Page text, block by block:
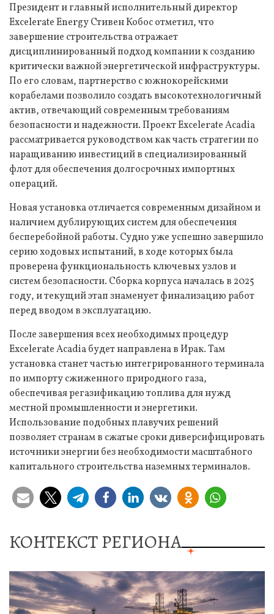
Президент и главный исполнительный директор
Excelerate Energy Стивен Кобос отметил, что
завершение строительства отражает
дисциплинированный подход компании к созданию
критически важной энергетической инфраструктуры.
По его словам, партнерство с южнокорейскими
корабелами позволило создать высокотехнологичный
актив, отвечающий современным требованиям
безопасности и надежности. Проект Excelerate Acadia
рассматривается руководством как часть стратегии по
наращиванию инвестиций в специализированный
флот для обеспечения долгосрочных импортных
операций.
Новая установка отличается современным дизайном и
наличием дублирующих систем для обеспечения
бесперебойной работы. Судно уже успешно завершило
серию ходовых испытаний, в ходе которых была
проверена функциональность ключевых узлов и
систем безопасности. Сборка корпуса началась в 2025
году, и текущий этап знаменует финализацию работ
перед вводом в эксплуатацию.
После завершения всех необходимых процедур
Excelerate Acadia будет направлена в Ирак. Там
установка станет частью интегрированного терминала
по импорту сжиженного природного газа,
обеспечивая регазификацию топлива для нужд
местной промышленности и энергетики.
Использование подобных плавучих решений
позволяет странам в сжатые сроки диверсифицировать
источники энергии без необходимости масштабного
капитального строительства наземных терминалов.
КОНТЕКСТ РЕГИОНА